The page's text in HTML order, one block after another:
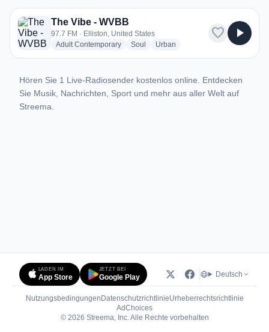
1 Radiosender aus Elliston
The Vibe - WVBB
97.7 FM · Elliston, United States
Adult Contemporaryradio stations
Soul radio stations
Urban
favorite play_arrow
Hören Sie 1 Live-Radiosender kostenlos online. Entdecken
Sie Musik, Nachrichten, Sport und mehr aus aller Welt auf
Streema.
LADEN IM
App Store
JETZT BEI
Google Play Deutsch
Nutzungsbedingungen DatenschutzrichtlinieUrheberrechtsrichtlinie
AdChoices(öffnet in neuem Tab)
© 2026 Streema, Inc. Alle Rechte vorbehalten